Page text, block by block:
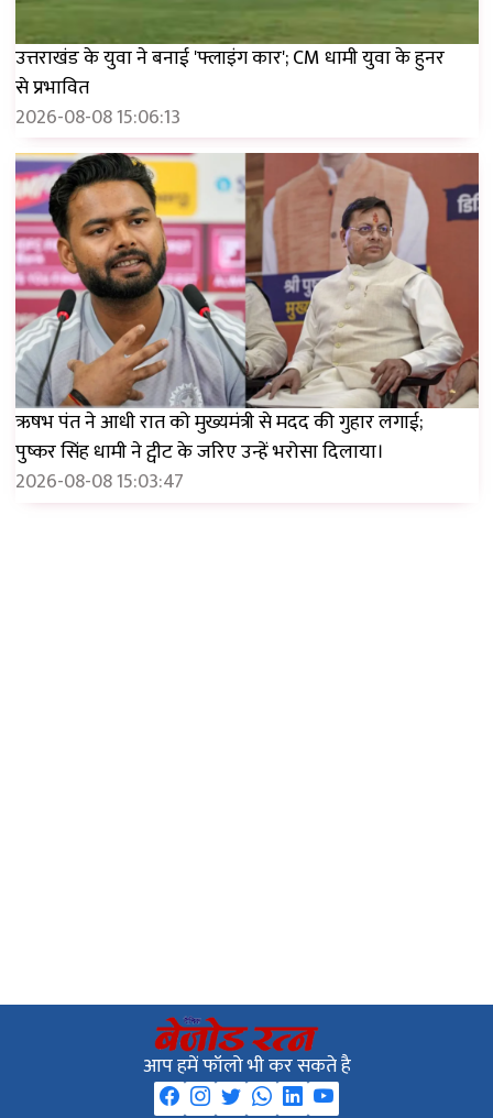
उत्तराखंड के युवा ने बनाई 'फ्लाइंग कार'; CM धामी युवा के हुनर ​​
से प्रभावित
2026-08-08 15:06:13
ऋषभ पंत ने आधी रात को मुख्यमंत्री से मदद की गुहार लगाई;
पुष्कर सिंह धामी ने ट्वीट के जरिए उन्हें भरोसा दिलाया।
2026-08-08 15:03:47
आप हमें फॉलो भी कर सकते है